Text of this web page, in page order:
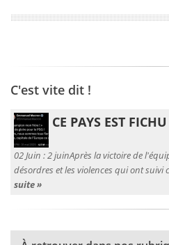
C'est vite dit !
CE PAYS EST FICHU
02 Juin :2 juinAprès la victoire de
désordres et les violences qui ont suivi
suite »